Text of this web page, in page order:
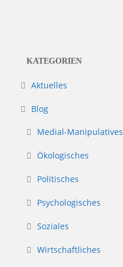
KATEGORIEN
Aktuelles
Blog
Medial-Manipulatives
Ökologisches
Politisches
Psychologisches
Soziales
Wirtschaftliches